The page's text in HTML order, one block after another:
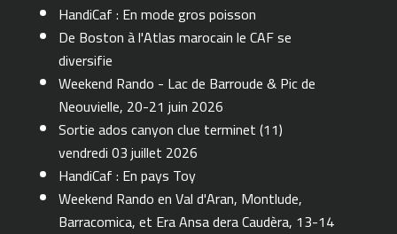
Patrice Bessières
Gilles Digonnet
Laurent Griffeille
Philippe Duprat
HandiCaf : En mode gros poisson
De Boston à l'Atlas marocain le CAF se
diversifie
Weekend Rando - Lac de Barroude & Pic de
Neouvielle, 20-21 juin 2026
Sortie ados canyon clue terminet (11)
vendredi 03 juillet 2026
HandiCaf : En pays Toy
Weekend Rando en Val d'Aran, Montlude,
Barracomica, et Era Ansa dera Caudèra, 13-14